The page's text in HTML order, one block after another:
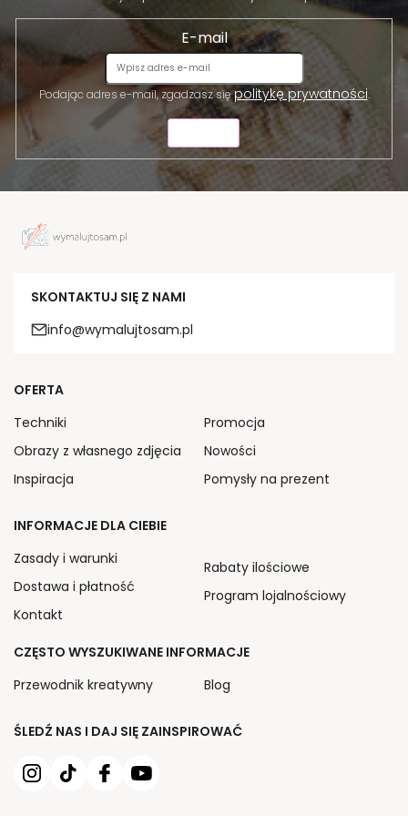
E-mail
Podając adres e-mail, zgadzasz siępolitykę prywatności.
SKONTAKTUJ SIĘ Z NAMI
info@wymalujtosam.pl
ŚLEDŹ NAS I DAJ SIĘ ZAINSPIROWAĆ
OFERTA
Techniki
Obrazy z własnego zdjęcia
Inspiracja
Promocja
Nowości
Pomysły na prezent
INFORMACJE DLA CIEBIE
Zasady i warunki
Dostawa i płatność
Kontakt
Rabaty ilościowe
Program lojalnościowy
CZĘSTO WYSZUKIWANE INFORMACJE
Przewodnik kreatywny
Blog